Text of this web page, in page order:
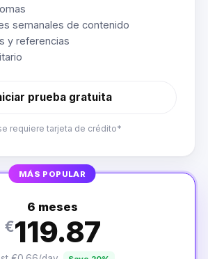
semanales de contenido
y referencias
prueba gratuita
requiere tarjeta de crédito*
MÁS POPULAR
6 meses
€119.87